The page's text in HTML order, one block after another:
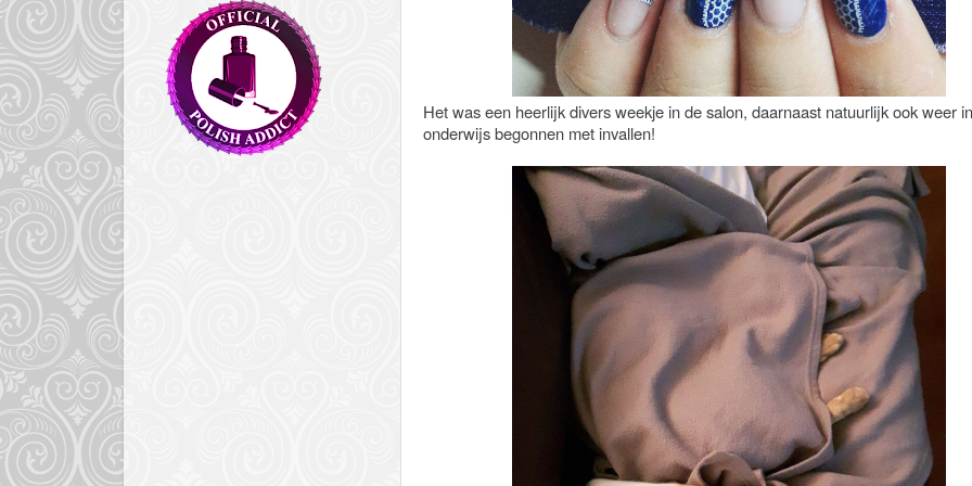
Het was een heerlijk divers weekje in de salon, daarnaast natuurlijk ook weer
onderwijs begonnen met invallen!